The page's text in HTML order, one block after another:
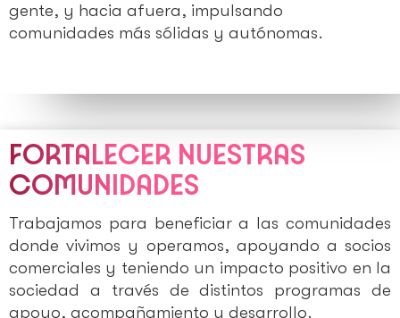
gente, y hacia afuera, impulsando
comunidades más sólidas y autónomas.
FORTALECER NUESTRAS
COMUNIDADES
Trabajamos para beneficiar a las comunidades
donde vivimos y operamos, apoyando a socios
comerciales y teniendo un impacto positivo en la
sociedad a través de distintos programas de
apoyo, acompañamiento y desarrollo.